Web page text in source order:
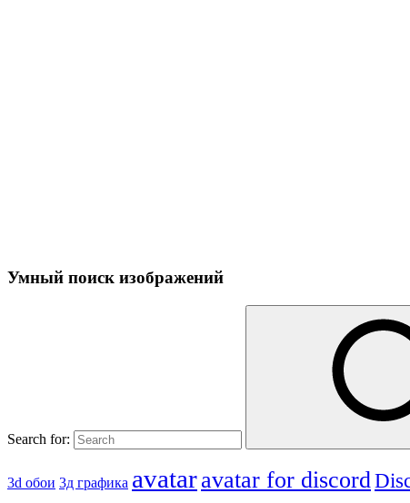
Умный поиск изображений
Search for:
3d обои 3д графика avataravatar for discord